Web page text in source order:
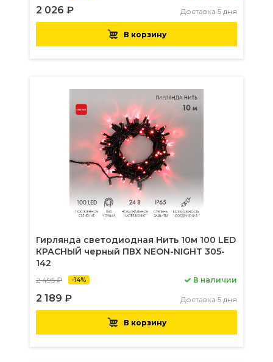
2 026 ₽ Доставка 5 дня
В корзину
Гирлянда светодиодная Нить 10м 100 LED
КРАСНЫЙ черный ПВХ NEON-NIGHT 305-
142
2 495 ₽ -14%
2 189 ₽
В наличии
Доставка 5 дня
В корзину